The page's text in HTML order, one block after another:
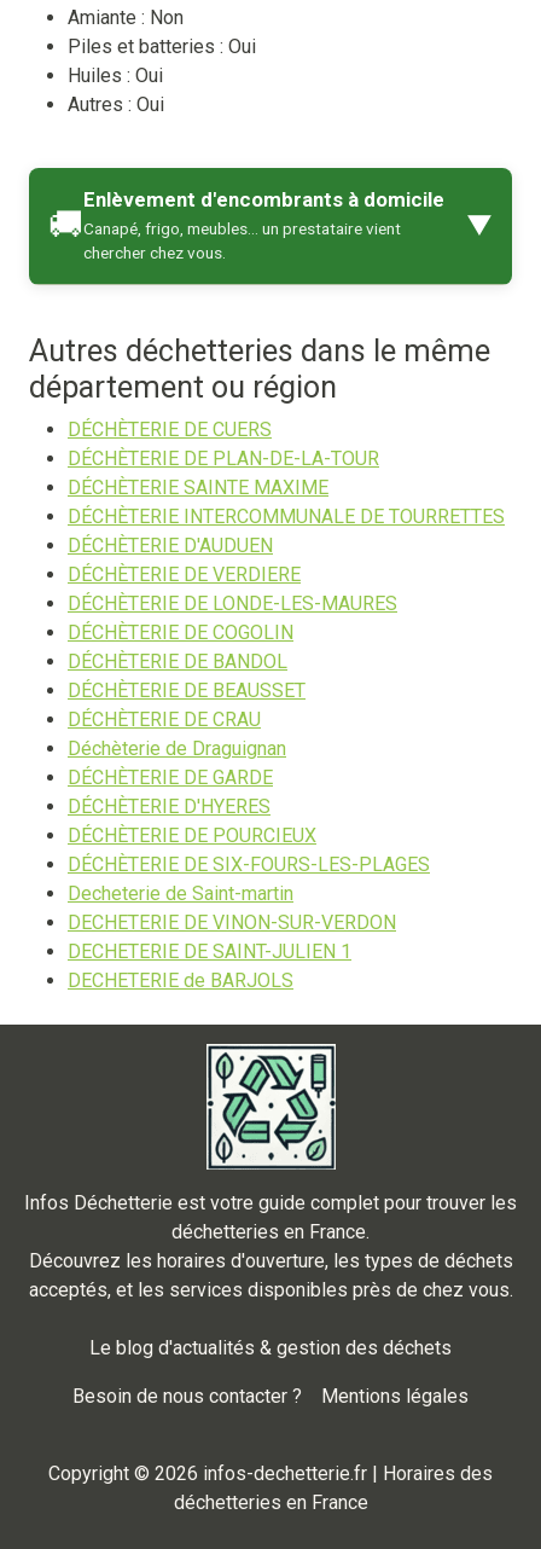
Amiante : Non
Piles et batteries : Oui
Huiles : Oui
Autres : Oui
🚚
Enlèvement d'encombrants à domicile
Canapé, frigo, meubles… un prestataire vient
chercher chez vous.
▼
Autres déchetteries dans le même
département ou région
DÉCHÈTERIE DE CUERS
DÉCHÈTERIE DE PLAN-DE-LA-TOUR
DÉCHÈTERIE SAINTE MAXIME
DÉCHÈTERIE INTERCOMMUNALE DE TOURRETTES
DÉCHÈTERIE D'AUDUEN
DÉCHÈTERIE DE VERDIERE
DÉCHÈTERIE DE LONDE-LES-MAURES
DÉCHÈTERIE DE COGOLIN
DÉCHÈTERIE DE BANDOL
DÉCHÈTERIE DE BEAUSSET
DÉCHÈTERIE DE CRAU
Déchèterie de Draguignan
DÉCHÈTERIE DE GARDE
DÉCHÈTERIE D'HYERES
DÉCHÈTERIE DE POURCIEUX
DÉCHÈTERIE DE SIX-FOURS-LES-PLAGES
Decheterie de Saint-martin
DECHETERIE DE VINON-SUR-VERDON
DECHETERIE DE SAINT-JULIEN 1
DECHETERIE de BARJOLS
Infos Déchetterie est votre guide complet pour trouver les
déchetteries en France.
Découvrez les horaires d'ouverture, les types de déchets
acceptés, et les services disponibles près de chez vous.
Le blog d'actualités & gestion des déchets
Besoin de nous contacter ? Mentions légales
Copyright © 2026 infos-dechetterie.fr | Horaires des
déchetteries en France